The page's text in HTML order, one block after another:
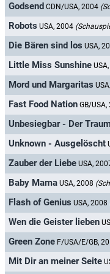
Godsend CDN/USA, 2004
Robots USA, 2004
Die Bären sind los USA,
Little Miss Sunshine
Mord und Margaritas
Fast Food Nation GB/USA,
Unbesiegbar - Der
Unknown - Ausgelöscht
Zauber der Liebe USA,
Baby Mama USA, 2008
Flash of Genius USA, 2008
Wen die Geister lieben
Green Zone F/USA/E/GB,
Mit Dir an meiner Seite